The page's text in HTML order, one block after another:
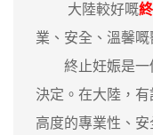
大陸較好嘅
業、安全、溫馨嘅
終止妊娠是一
決定。在大陸，
高度的專業性、